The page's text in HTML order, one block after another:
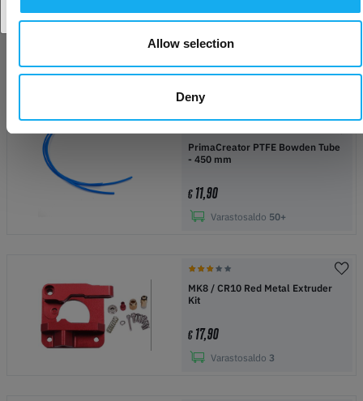
Allow selection
Deny
- 580 mm
€15,90
Varastosaldo24
PrimaCreator PTFE Bowden Tube
- 450 mm
€11,90
Varastosaldo 50+
MK8 / CR10 Red Metal Extruder
Kit
€17,90
Varastosaldo 3